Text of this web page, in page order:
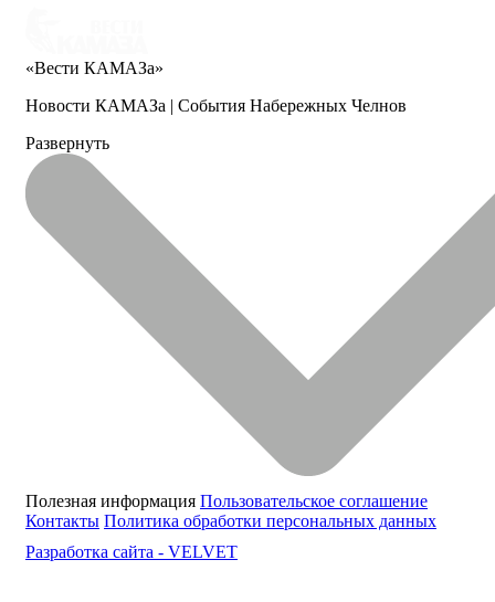
«Вести КАМАЗа»
Новости КАМАЗа | События Набережных Челнов
Развернуть
Полезная информация Пользовательское соглашение
Контакты Политика обработки персональных данных
Разработка сайта - VELVET